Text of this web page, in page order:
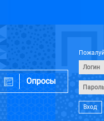
Опросы
Вход